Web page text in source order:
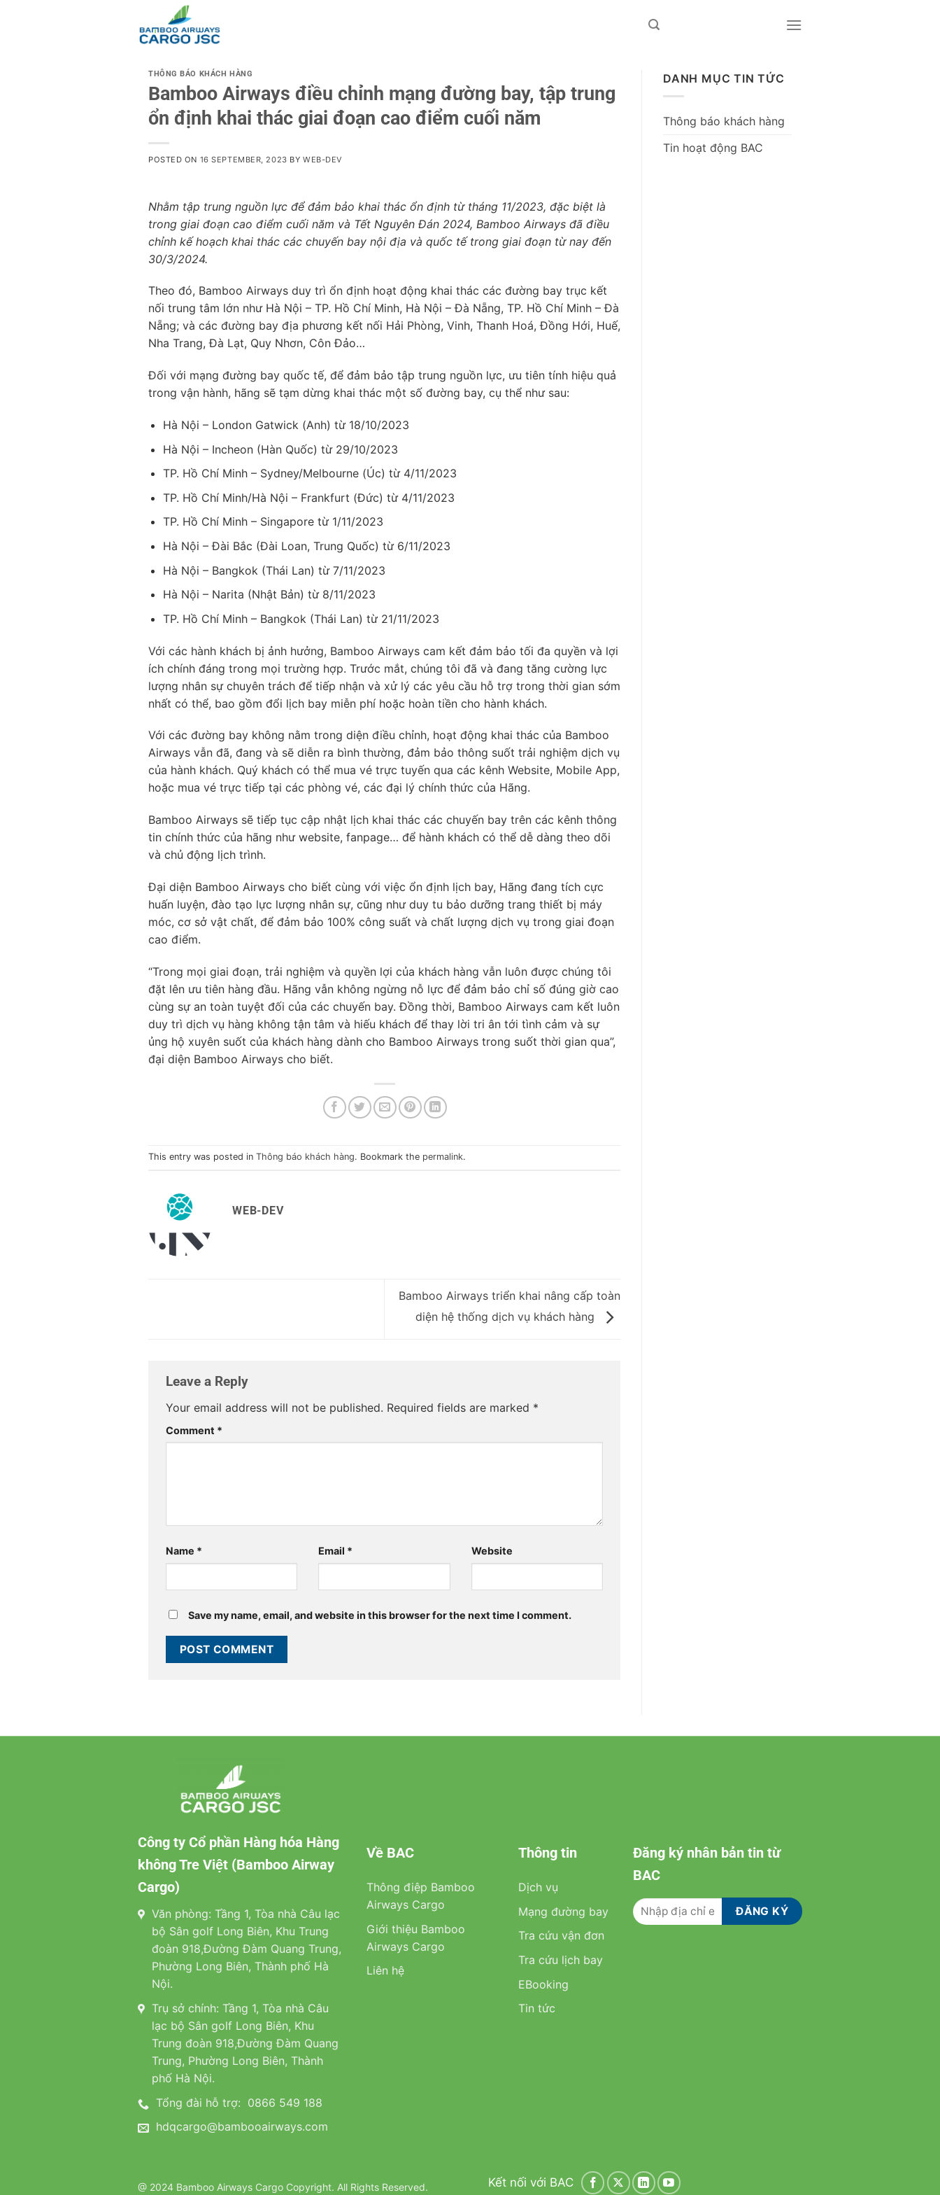
THÔNG BÁO KHÁCH HÀNG
Bamboo Airways điều chỉnh mạng đường bay, tập trung
ổn định khai thác giai đoạn cao điểm cuối năm
POSTED ON 16 SEPTEMBER, 2023 BY WEB-DEV
Nhằm tập trung nguồn lực để đảm bảo khai thác ổn định từ tháng 11/2023, đặc biệt là
trong giai đoạn cao điểm cuối năm và Tết Nguyên Đán 2024, Bamboo Airways đã điều
chỉnh kế hoạch khai thác các chuyến bay nội địa và quốc tế trong giai đoạn từ nay đến
30/3/2024.
Theo đó, Bamboo Airways duy trì ổn định hoạt động khai thác các đường bay trục kết
nối trung tâm lớn như Hà Nội – TP. Hồ Chí Minh, Hà Nội – Đà Nẵng, TP. Hồ Chí Minh – Đà
Nẵng; và các đường bay địa phương kết nối Hải Phòng, Vinh, Thanh Hoá, Đồng Hới, Huế,
Nha Trang, Đà Lạt, Quy Nhơn, Côn Đảo…
Đối với mạng đường bay quốc tế, để đảm bảo tập trung nguồn lực, ưu tiên tính hiệu quả
trong vận hành, hãng sẽ tạm dừng khai thác một số đường bay, cụ thể như sau:
Hà Nội – London Gatwick (Anh) từ 18/10/2023
Hà Nội – Incheon (Hàn Quốc) từ 29/10/2023
TP. Hồ Chí Minh – Sydney/Melbourne (Úc) từ 4/11/2023
TP. Hồ Chí Minh/Hà Nội – Frankfurt (Đức) từ 4/11/2023
TP. Hồ Chí Minh – Singapore từ 1/11/2023
Hà Nội – Đài Bắc (Đài Loan, Trung Quốc) từ 6/11/2023
Hà Nội – Bangkok (Thái Lan) từ 7/11/2023
Hà Nội – Narita (Nhật Bản) từ 8/11/2023
TP. Hồ Chí Minh – Bangkok (Thái Lan) từ 21/11/2023
Với các hành khách bị ảnh hưởng, Bamboo Airways cam kết đảm bảo tối đa quyền và lợi
ích chính đáng trong mọi trường hợp. Trước mắt, chúng tôi đã và đang tăng cường lực
lượng nhân sự chuyên trách để tiếp nhận và xử lý các yêu cầu hỗ trợ trong thời gian sớm
nhất có thể, bao gồm đổi lịch bay miễn phí hoặc hoàn tiền cho hành khách.
Với các đường bay không nằm trong diện điều chỉnh, hoạt động khai thác của Bamboo
Airways vẫn đã, đang và sẽ diễn ra bình thường, đảm bảo thông suốt trải nghiệm dịch vụ
của hành khách. Quý khách có thể mua vé trực tuyến qua các kênh Website, Mobile App,
hoặc mua vé trực tiếp tại các phòng vé, các đại lý chính thức của Hãng.
Bamboo Airways sẽ tiếp tục cập nhật lịch khai thác các chuyến bay trên các kênh thông
tin chính thức của hãng như website, fanpage… để hành khách có thể dễ dàng theo dõi
và chủ động lịch trình.
Đại diện Bamboo Airways cho biết cùng với việc ổn định lịch bay, Hãng đang tích cực
huấn luyện, đào tạo lực lượng nhân sự, cũng như duy tu bảo dưỡng trang thiết bị máy
móc, cơ sở vật chất, để đảm bảo 100% công suất và chất lượng dịch vụ trong giai đoạn
cao điểm.
“Trong mọi giai đoạn, trải nghiệm và quyền lợi của khách hàng vẫn luôn được chúng tôi
đặt lên ưu tiên hàng đầu. Hãng vẫn không ngừng nỗ lực để đảm bảo chỉ số đúng giờ cao
cùng sự an toàn tuyệt đối của các chuyến bay. Đồng thời, Bamboo Airways cam kết luôn
duy trì dịch vụ hàng không tận tâm và hiếu khách để thay lời tri ân tới tình cảm và sự
ủng hộ xuyên suốt của khách hàng dành cho Bamboo Airways trong suốt thời gian qua”,
đại diện Bamboo Airways cho biết.
This entry was posted in Thông báo khách hàng. Bookmark the permalink.
WEB-DEV
Bamboo Airways triển khai nâng cấp toàn
diện hệ thống dịch vụ khách hàng
Leave a Reply
Your email address will not be published. Required fields are marked *
Comment *
Name * Email * Website
Save my name, email, and website in this browser for the next time I comment.
DANH MỤC TIN TỨC
Thông báo khách hàng
Tin hoạt động BAC
Công ty Cổ phần Hàng hóa Hàng
không Tre Việt (Bamboo Airway
Cargo)
Văn phòng: Tầng 1, Tòa nhà Câu lạc
bộ Sân golf Long Biên, Khu Trung
đoàn 918,Đường Đàm Quang Trung,
Phường Long Biên, Thành phố Hà
Nội.
Trụ sở chính: Tầng 1, Tòa nhà Câu
lạc bộ Sân golf Long Biên, Khu
Trung đoàn 918,Đường Đàm Quang
Trung, Phường Long Biên, Thành
phố Hà Nội.
Tổng đài hỗ trợ: 0866 549 188
hdqcargo@bambooairways.com
Về BAC
Thông điệp Bamboo
Airways Cargo
Giới thiệu Bamboo
Airways Cargo
Liên hệ
Thông tin
Dịch vụ
Mạng đường bay
Tra cứu vận đơn
Tra cứu lịch bay
EBooking
Tin tức
Đăng ký nhân bản tin từ
BAC
@ 2024 Bamboo Airways Cargo Copyright. All Rights Reserved. Kết nối với BAC